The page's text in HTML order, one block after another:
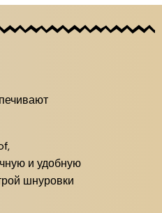
и удобную
шнуровки